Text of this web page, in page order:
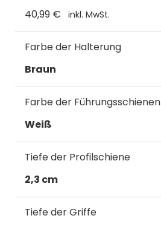
40,99 € inkl. MwSt.
Farbe der Halterung
Braun
Farbe der Führungsschienen
Weiß
Tiefe der Profilschiene
2,3 cm
Tiefe der Griffe